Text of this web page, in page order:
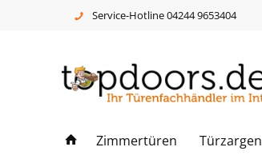
Service-Hotline 04244 9653404
Zimmertüren Türzargen